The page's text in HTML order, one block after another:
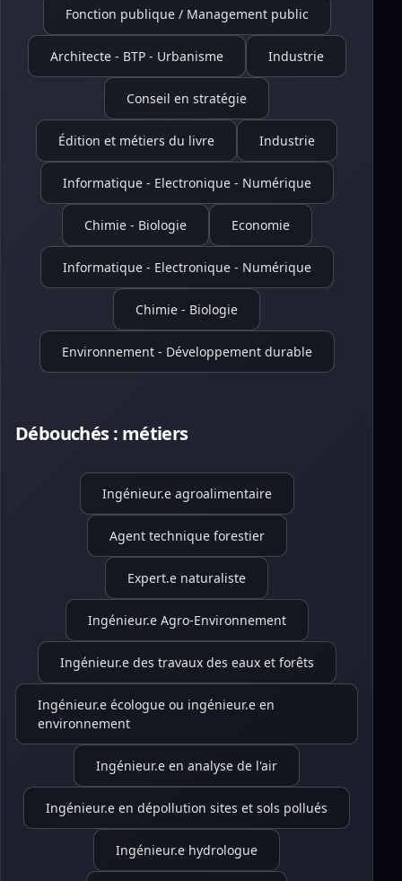
Fonction publique / Management public
Architecte - BTP - Urbanisme Industrie
Conseil en stratégie
Édition et métiers du livre Industrie
Informatique - Electronique - Numérique
Chimie - Biologie Economie
Informatique - Electronique - Numérique
Chimie - Biologie
Environnement - Développement durable
Débouchés : métiers
Ingénieur.e agroalimentaire
Agent technique forestier
Expert.e naturaliste
Ingénieur.e Agro-Environnement
Ingénieur.e des travaux des eaux et forêts
Ingénieur.e écologue ou ingénieur.e en
environnement
Ingénieur.e en analyse de l'air
Ingénieur.e en dépollution sites et sols pollués
Ingénieur.e hydrologue